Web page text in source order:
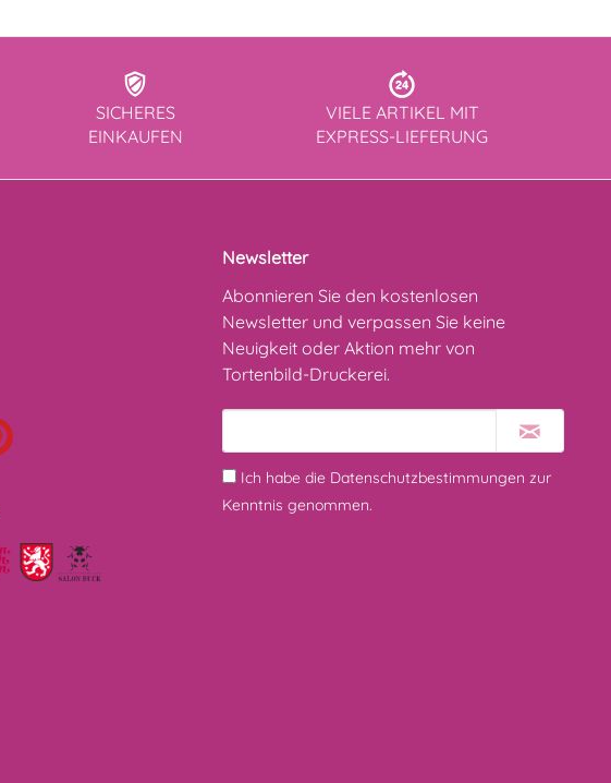
SICHERES
EINKAUFEN
VIELE ARTIKEL MIT
EXPRESS-LIEFERUNG
Newsletter
Abonnieren Sie den kostenlosen
Newsletter und verpassen Sie keine
Neuigkeit oder Aktion mehr von
Tortenbild-Druckerei.
Ich habe die Datenschutzbestimmungen zur
Kenntnis genommen.